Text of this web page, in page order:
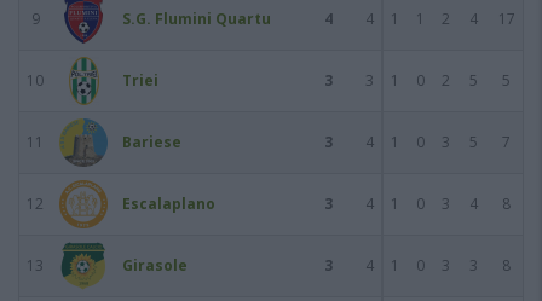
9 S.G. Flumini Quartu 4 4 1 1 2 4 17
10 Triei 3 3 1 0 2 5 5
11 Bariese 3 4 1 0 3 5 7
12 Escalaplano 3 4 1 0 3 4 8
13 Girasole 3 4 1 0 3 3 8